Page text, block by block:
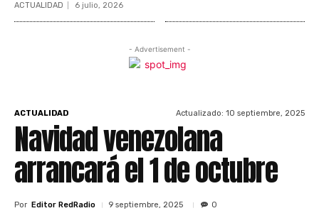
ACTUALIDAD 6 julio, 2026
- Advertisement -